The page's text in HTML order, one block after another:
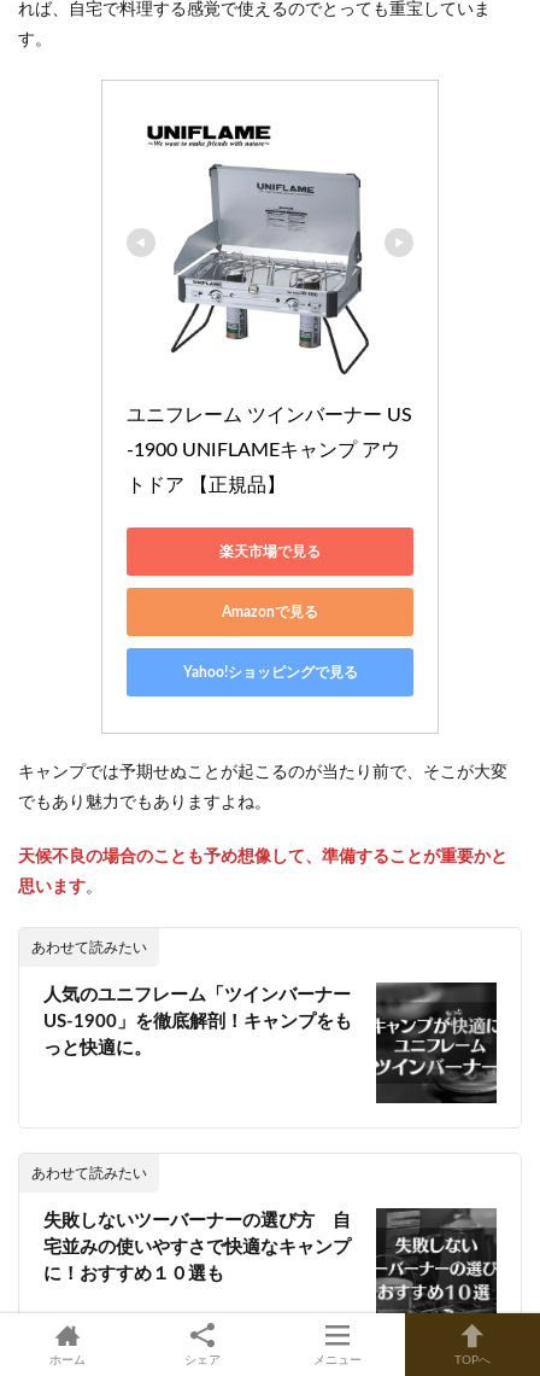
れば、自宅で料理する感覚で使えるのでとっても重宝していま
す。
ユニフレーム ツインバーナー US
-1900 UNIFLAMEキャンプ アウ
トドア 【正規品】
楽天市場で見る
Amazonで見る
Yahoo!ショッピングで見る
キャンプでは予期せぬことが起こるのが当たり前で、そこが大変
でもあり魅力でもありますよね。
天候不良の場合のことも予め想像して、準備することが重要かと
思います。
あわせて読みたい
人気のユニフレーム「ツインバーナー
US-1900」を徹底解剖！キャンプをも
っと快適に。
あわせて読みたい
失敗しないツーバーナーの選び方 自
宅並みの使いやすさで快適なキャンプ
に！おすすめ１０選も
ホーム シェア メニュー TOPへ